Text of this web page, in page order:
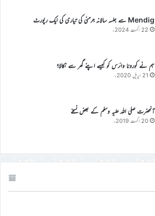
Mendig سے جلسہ سالانہ جرمنی کی تیاری کی ایک رپورٹ
22 اگست 2024ء
ہم نے کورونا وائرس کو کیسے اپنے گھر سے نکالا؟
21 اپریل 2020ء
آنحضرت صلی اللہ علیہ وسلم کے بعض نسخے
20 اگست 2019ء